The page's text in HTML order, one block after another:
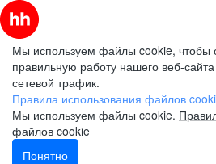
Мы используем файлы cookie, чтобы
правильную работу нашего веб-
сетевой трафик.
Правила использования файлов
Мы используем файлы cookie.
файлов cookie
Понятно